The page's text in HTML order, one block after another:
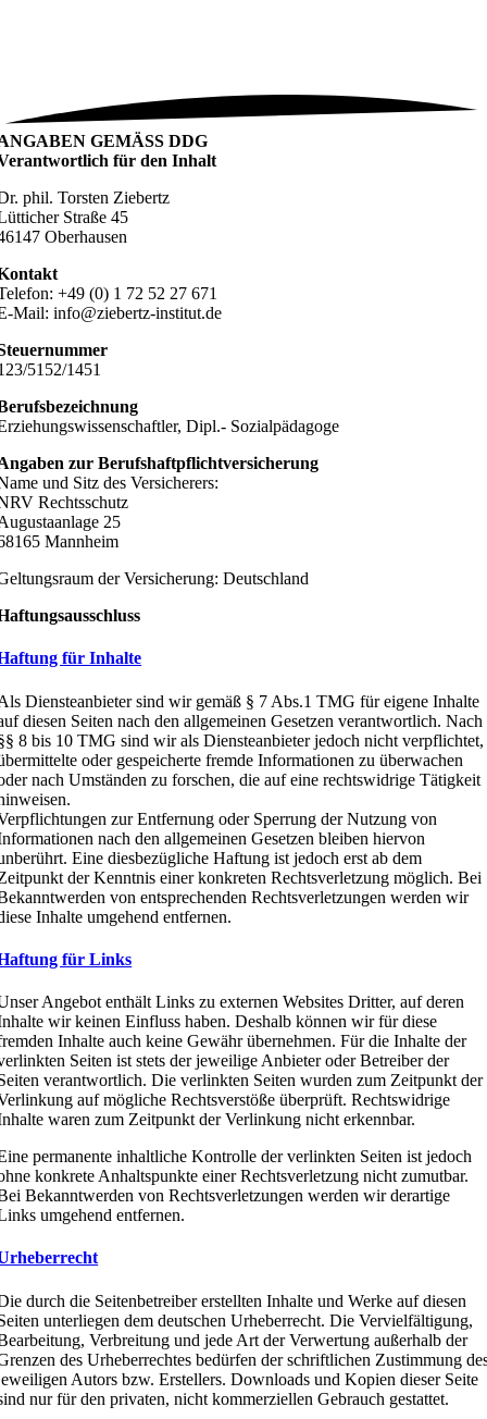
GEMÄSS DDG
für den Inhalt
phil. Torsten Ziebertz
Straße 45
Oberhausen
+49 (0) 1 72 52 27 671
Mail: info@ziebertz-institut.de
5152/1451
Dipl.- Sozialpädagoge
zur Berufshaftpflichtversicherung
und Sitz des Versicherers:
Rechtsschutz
25
Mannheim
der Versicherung: Deutschland
für Inhalte
Diensteanbieter sind wir gemäß § 7 Abs.1 TMG für eigene Inhalte
diesen Seiten nach den allgemeinen Gesetzen verantwortlich. Nach
8 bis 10 TMG sind wir als Diensteanbieter jedoch nicht verpflichtet,
oder gespeicherte fremde Informationen zu überwachen
nach Umständen zu forschen, die auf eine rechtswidrige Tätigkeit
zur Entfernung oder Sperrung der Nutzung von
nach den allgemeinen Gesetzen bleiben hiervon
Eine diesbezügliche Haftung ist jedoch erst ab dem
der Kenntnis einer konkreten Rechtsverletzung möglich. Bei
von entsprechenden Rechtsverletzungen werden wir
Inhalte umgehend entfernen.
für Links
Angebot enthält Links zu externen Websites Dritter, auf deren
wir keinen Einfluss haben. Deshalb können wir für diese
Inhalte auch keine Gewähr übernehmen. Für die Inhalte der
Seiten ist stets der jeweilige Anbieter oder Betreiber der
verantwortlich. Die verlinkten Seiten wurden zum Zeitpunkt der
auf mögliche Rechtsverstöße überprüft. Rechtswidrige
waren zum Zeitpunkt der Verlinkung nicht erkennbar.
permanente inhaltliche Kontrolle der verlinkten Seiten ist jedoch
konkrete Anhaltspunkte einer Rechtsverletzung nicht zumutbar.
Bekanntwerden von Rechtsverletzungen werden wir derartige
umgehend entfernen.
durch die Seitenbetreiber erstellten Inhalte und Werke auf diesen
unterliegen dem deutschen Urheberrecht. Die Vervielfältigung,
Verbreitung und jede Art der Verwertung außerhalb der
des Urheberrechtes bedürfen der schriftlichen Zustimmung
Autors bzw. Erstellers. Downloads und Kopien dieser Seite
nur für den privaten, nicht kommerziellen Gebrauch gestattet.